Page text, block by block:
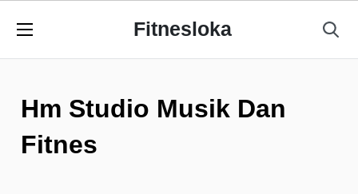
Fitnesloka
Hm Studio Musik Dan
Fitnes